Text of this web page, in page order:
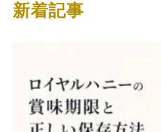
新着記事